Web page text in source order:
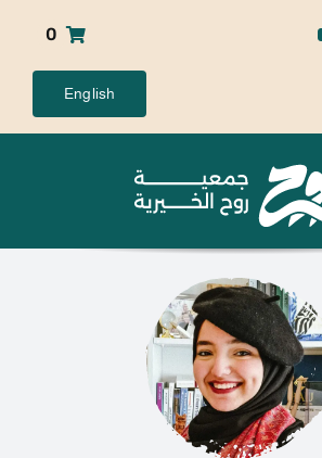
0
English